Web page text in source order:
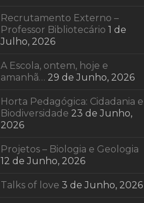
Recrutamento Externo –
Professor Bibliotecário 1 de
Julho, 2026
A Escola, ontem, hoje e
amanhã… 29 de Junho, 2026
Horta Pedagógica: Cidadania e
Biodiversidade 23 de Junho,
2026
Projetos – Biologia e Geologia
12 de Junho, 2026
Talks of love 3 de Junho, 2026